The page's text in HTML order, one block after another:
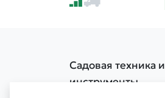
Садовая техника и
инструменты